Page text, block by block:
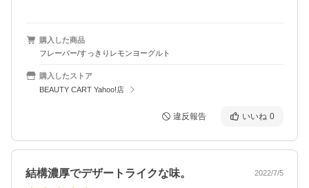
購入した商品
フレーバー/すっきりレモンヨーグルト
購入したストア
BEAUTY CART Yahoo!店
違反報告 いいね 0
結構濃厚でデザートライクな味。 2022/7/5